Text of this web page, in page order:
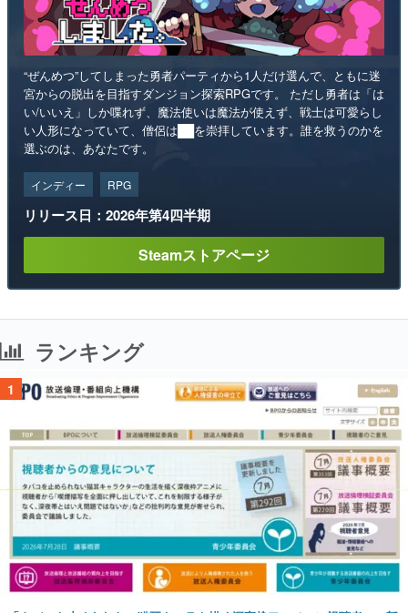
“ぜんめつ”してしまった勇者パーティから1人だけ選んで、ともに迷
宮からの脱出を目指すダンジョン探索RPGです。 ただし勇者は「は
い/いいえ」しか喋れず、魔法使いは魔法が使えず、戦士は可愛らし
い人形になっていて、僧侶は██を崇拝しています。誰を救うのかを
選ぶのは、あなたです。
インディー RPG
リリース日：2026年第4四半期
Steamストアページ
ランキング
1